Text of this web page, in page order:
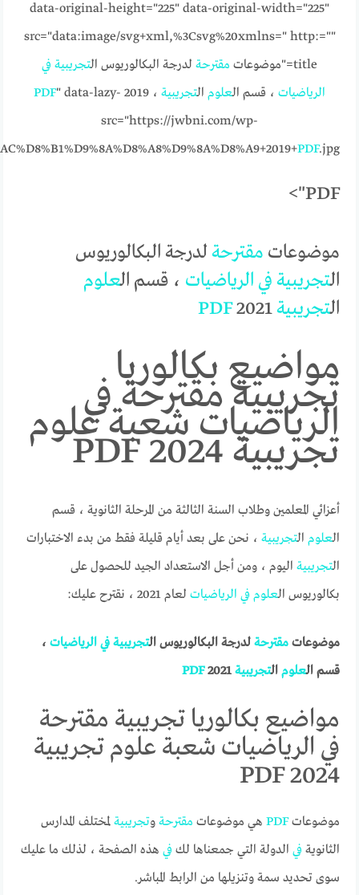
data-original-height="225" data-original-width="225"
src="data:image/svg+xml,%3Csvg%20xmlns=" http:=""
title="موضوعات
مقترحة لدرجة البكالوريوس التجريبية في
الرياضيات ، قسم العلوم التجريبية ، 2019 PDF" data-lazy-
src="https://jwbni.com/wp-
PDF.jpg"/>
PDF">
موضوعات مقترحة لدرجة البكالوريوس
التجريبية في الرياضيات ، قسم العلوم
التجريبية2021
PDF
مواضيع بكالوريا
تجريبية مقترحة في
الرياضيات شعبة علوم
تجريبية 2024 PDF
أعزائي المعلمين وطلاب السنة الثالثة من المرحلة الثانوية ، قسم
العلوم التجريبية ، نحن على بعد أيام قليلة فقط من بدء الاختبارات
التجريبية اليوم ، ومن أجل الاستعداد الجيد للحصول على
بكالوريوس العلوم في الرياضيات لعام 2021 ، نقترح عليك:
موضوعاتمقترحة لدرجة البكالوريوس التجريبية في الرياضيات ،
قسم العلوم التجريبية 2021
PDF
مواضيع بكالوريا تجريبية مقترحة
في الرياضيات شعبة علوم تجريبية
2024 PDF
موضوعاتPDF هي موضوعات مقترحة وتجريبية لمختلف المدارس
الثانويةفي الدولة التي جمعناها لكفي هذه الصفحة ، لذلك ما عليك
سوى تحديد سمة وتنزيلها من الرابط المباشر.